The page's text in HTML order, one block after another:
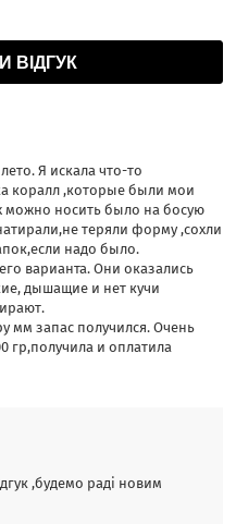
ВІДГУК
Я искала что-то
коралл ,которые были мои
носить было на босую
теряли форму ,сохли
надо было.
варианта. Они оказались
дышащие и нет кучи
мм запас получился. Очень
гр,получила и оплатила
,будемо раді новим